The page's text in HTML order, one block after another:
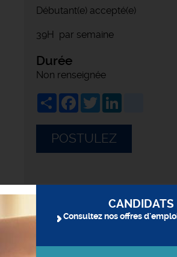
Débutant(e) accepté(e)
39H par semaine
Durée
Non renseignée
ShareFacebook
Twitter
POSTULEZ
CANDIDATS
Consultez nos offres